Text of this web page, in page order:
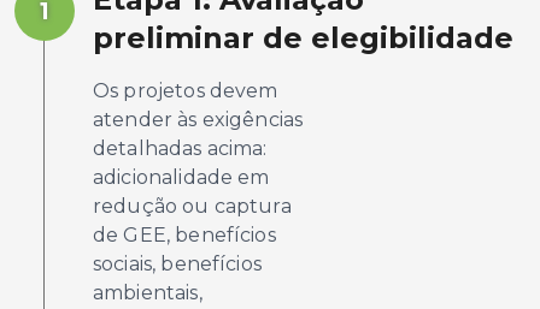
1
preliminar de elegibilidade
Os projetos devem
atender às exigências
detalhadas acima:
adicionalidade em
redução ou captura
de GEE, benefícios
sociais, benefícios
ambientais,